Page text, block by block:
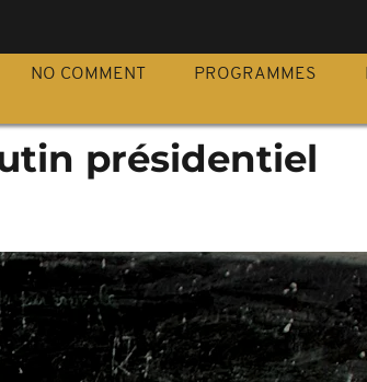
NO COMMENT PROGRAMMES
présidentiel